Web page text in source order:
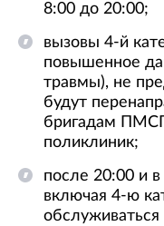
8:00 до 20:00;
вызовы 4-й
повышенное
травмы), не
будут
бригадам
поликлиник;
после 20:00 и
включая 4-ю